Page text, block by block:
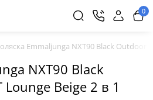
0
Emmaljunga NXT90 Black Outdoor
NXT90 Black
Lounge Beige 2 в 1